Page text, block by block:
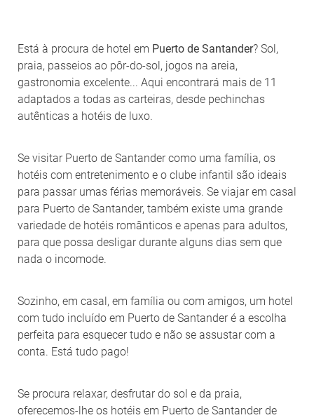
Está à procura de hotel em Puerto de Santander? Sol,
praia, passeios ao pôr-do-sol, jogos na areia,
gastronomia excelente... Aqui encontrará mais de 11
adaptados a todas as carteiras, desde pechinchas
autênticas a hotéis de luxo.
Se visitar Puerto de Santander como uma família, os
hotéis com entretenimento e o clube infantil são ideais
para passar umas férias memoráveis. Se viajar em casal
para Puerto de Santander, também existe uma grande
variedade de hotéis românticos e apenas para adultos,
para que possa desligar durante alguns dias sem que
nada o incomode.
Sozinho, em casal, em família ou com amigos, um hotel
com tudo incluído em Puerto de Santander é a escolha
perfeita para esquecer tudo e não se assustar com a
conta. Está tudo pago!
Se procura relaxar, desfrutar do sol e da praia,
oferecemos-lhe os hotéis em Puerto de Santander de